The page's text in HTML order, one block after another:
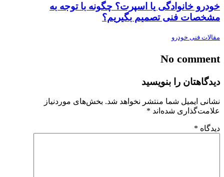
خودرو خانوادگی یا اسپرت؟ چگونه با توجه به
مشخصات فنی تصمیم بگیریم؟
مقالات فنی خودرو
No comment
دیدگاهتان را بنویسید
نشانی ایمیل شما منتشر نخواهد شد. بخش‌های موردنیاز
علامت‌گذاری شده‌اند *
دیدگاه *